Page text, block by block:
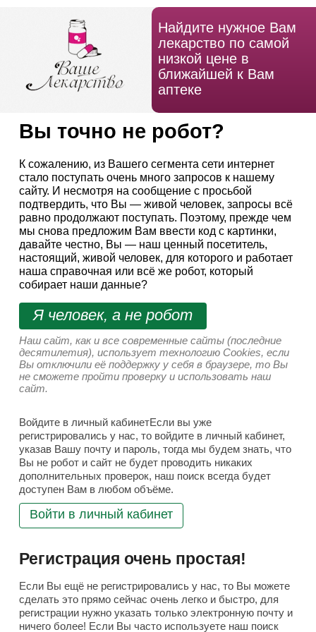
Найдите нужное Вам
лекарство по самой
низкой цене в
ближайшей к Вам
аптеке
Вы точно не робот?
К сожалению, из Вашего сегмента сети интернет
стало поступать очень много запросов к нашему
сайту. И несмотря на сообщение с просьбой
подтвердить, что Вы — живой человек, запросы всё
равно продолжают поступать. Поэтому, прежде чем
мы снова предложим Вам ввести код с картинки,
давайте честно, Вы — наш ценный посетитель,
настоящий, живой человек, для которого и работает
наша справочная или всё же робот, который
собирает наши данные?
Я человек, а не робот
Наш сайт, как и все современные сайты (последние
десятилетия), использует технологию Cookies, если
Вы отключили её поддержку у себя в браузере, то Вы
не сможете пройти проверку и использовать наш
сайт.
Войдите в личный кабинетЕсли вы уже
регистрировались у нас, то войдите в личный кабинет,
указав Вашу почту и пароль, тогда мы будем знать, что
Вы не робот и сайт не будет проводить никаких
дополнительных проверок, наш поиск всегда будет
доступен Вам в любом объёме.
Войти в личный кабинет
Регистрация очень простая!
Если Вы ещё не регистрировались у нас, то Вы можете
сделать это прямо сейчас очень легко и быстро, для
регистрации нужно указать только электронную почту и
ничего более! Если Вы часто используете наш поиск